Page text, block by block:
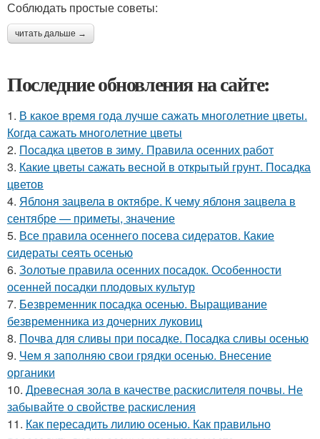
Соблюдать простые советы:
читать дальше →
Последние обновления на сайте:
1. В какое время года лучше сажать многолетние цветы.
Когда сажать многолетние цветы
2. Посадка цветов в зиму. Правила осенних работ
3. Какие цветы сажать весной в открытый грунт. Посадка
цветов
4. Яблоня зацвела в октябре. К чему яблоня зацвела в
сентябре — приметы, значение
5. Все правила осеннего посева сидератов. Какие
сидераты сеять осенью
6. Золотые правила осенних посадок. Особенности
осенней посадки плодовых культур
7. Безвременник посадка осенью. Выращивание
безвременника из дочерних луковиц
8. Почва для сливы при посадке. Посадка сливы осенью
9. Чем я заполняю свои грядки осенью. Внесение
органики
10. Древесная зола в качестве раскислителя почвы. Не
забывайте о свойстве раскисления
11. Как пересадить лилию осенью. Как правильно